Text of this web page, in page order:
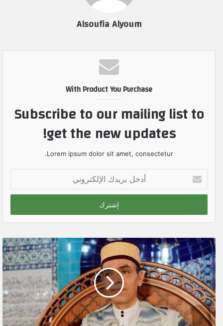
Alsoufia Alyoum
With Product You Purchase
Subscribe to our mailing list to
get the new updates!
Lorem ipsum dolor sit amet, consectetur.
خ
ب
ي
د
ك
ا
ل
إ
ل
ك
ت